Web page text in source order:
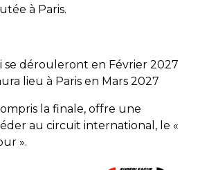
à Paris.
se dérouleront en Février 2027
lieu à Paris en Mars 2027
la finale, offre une
au circuit international, le «
».